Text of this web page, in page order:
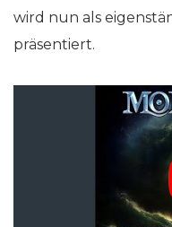
wird nun als
präsentiert.